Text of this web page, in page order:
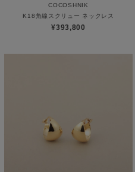
COCOSHNIK
K18角線スクリュー ネックレス
¥393,800